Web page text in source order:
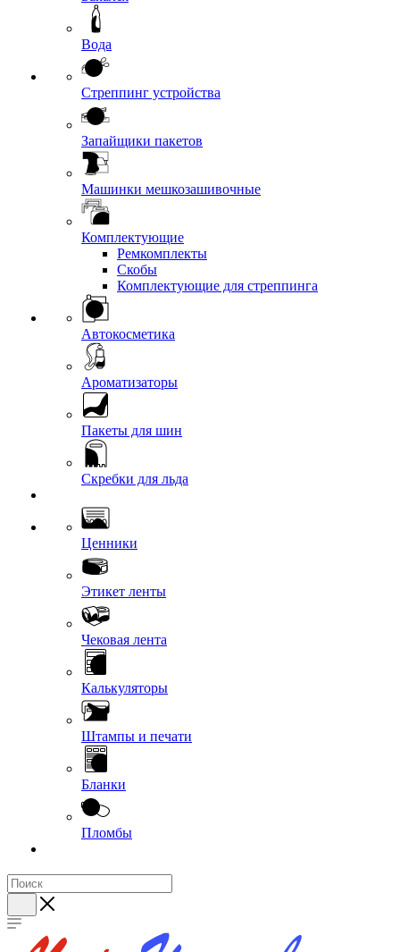
Вода
Стреппинг устройства
Запайщики пакетов
Машинки мешкозашивочные
Комплектующие
Ремкомплекты
Скобы
Комплектующие для стреппинга
Автокосметика
Ароматизаторы
Пакеты для шин
Скребки для льда
Ценники
Этикет ленты
Чековая лента
Калькуляторы
Штампы и печати
Бланки
Пломбы